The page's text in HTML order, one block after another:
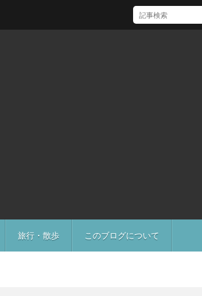
旅行・散歩 このブログについて
[Mac]Mac mini M1 がいい感じ